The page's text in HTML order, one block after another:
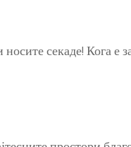
секаде! Кога е